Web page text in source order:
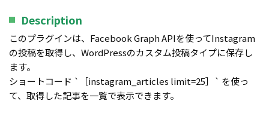
Description
このプラグインは、Facebook Graph APIを使ってInstagram
の投稿を取得し、WordPressのカスタム投稿タイプに保存し
ます。
ショートコード `［instagram_articles limit=25］` を使っ
て、取得した記事を一覧で表示できます。